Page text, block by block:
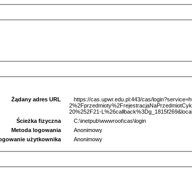
Żądany adres URL
https://cas.upwr.edu.pl:443/cas/
20%252F21-
Ścieżka fizyczna
C:\inetpub\wwwroot\cas\login
Metoda logowania
Anonimowy
użytkownika
Anonimowy